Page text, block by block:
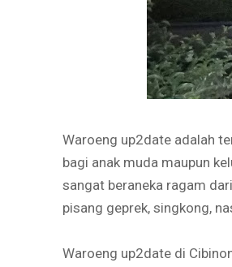
Waroeng up2date adalah
bagi anak muda maupun
sangat beraneka ragam
pisang geprek, singkong,
Waroeng up2date di